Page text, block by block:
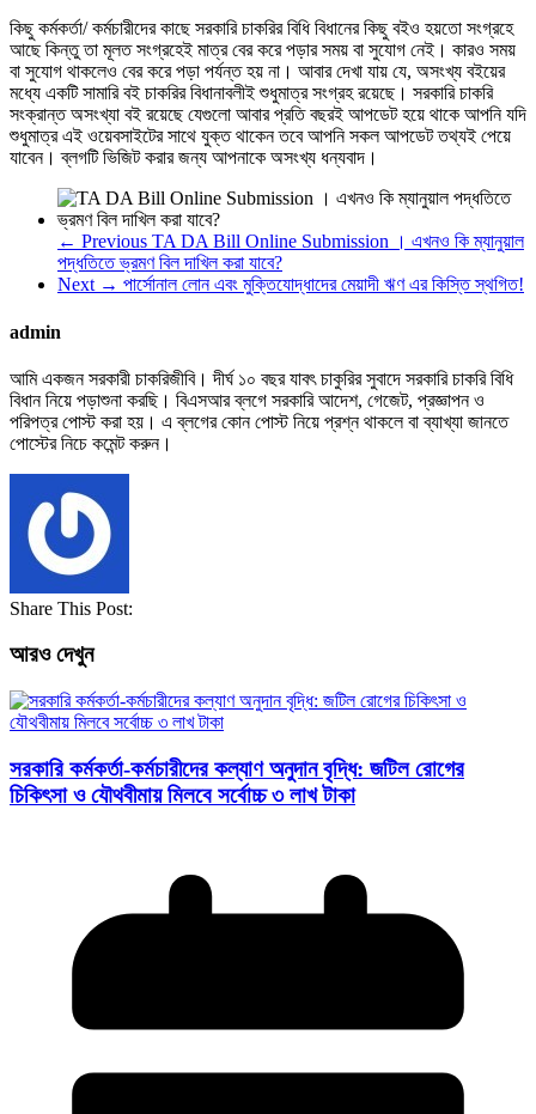
কিছু কর্মকর্তা/ কর্মচারীদের কাছে সরকারি চাকরির বিধি বিধানের কিছু বইও হয়তো সংগ্রহে
আছে কিন্তু তা মূলত সংগ্রহেই মাত্র বের করে পড়ার সময় বা সুযোগ নেই। কারও সময়
বা সুযোগ থাকলেও বের করে পড়া পর্যন্ত হয় না। আবার দেখা যায় যে, অসংখ্য বইয়ের
মধ্যে একটি সামারি বই চাকরির বিধানাবলীই শুধুমাত্র সংগ্রহ রয়েছে। সরকারি চাকরি
সংক্রান্ত অসংখ্যা বই রয়েছে যেগুলো আবার প্রতি বছরই আপডেট হয়ে থাকে আপনি যদি
শুধুমাত্র এই ওয়েবসাইটের সাথে যুক্ত থাকেন তবে আপনি সকল আপডেট তথ্যই পেয়ে
যাবেন। ব্লগটি ভিজিট করার জন্য আপনাকে অসংখ্য ধন্যবাদ।
← Previous TA DA Bill Online Submission । এখনও কি ম্যানুয়াল
পদ্ধতিতে ভ্রমণ বিল দাখিল করা যাবে?
Next → পার্সোনাল লোন এবং মুক্তিযোদ্ধাদের মেয়াদী ঋণ এর কিস্তি স্থগিত!
admin
আমি একজন সরকারী চাকরিজীবি। দীর্ঘ ১০ বছর যাবৎ চাকুরির সুবাদে সরকারি চাকরি বিধি
বিধান নিয়ে পড়াশুনা করছি। বিএসআর ব্লগে সরকারি আদেশ, গেজেট, প্রজ্ঞাপন ও
পরিপত্র পোস্ট করা হয়। এ ব্লগের কোন পোস্ট নিয়ে প্রশ্ন থাকলে বা ব্যাখ্যা জানতে
পোস্টের নিচে কমেন্ট করুন।
Share This Post:
আরও দেখুন
সরকারি কর্মকর্তা-কর্মচারীদের কল্যাণ অনুদান বৃদ্ধি: জটিল রোগের
চিকিৎসা ও যৌথবীমায় মিলবে সর্বোচ্চ ৩ লাখ টাকা